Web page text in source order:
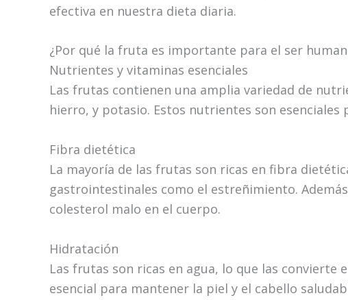
efectiva en nuestra dieta diaria.
¿Por qué la fruta es importante para el ser
Nutrientes y vitaminas esenciales
Las frutas contienen una amplia variedad de
hierro, y potasio. Estos nutrientes son
Fibra dietética
La mayoría de las frutas son ricas en fibra
gastrointestinales como el estreñimiento.
colesterol malo en el cuerpo.
Hidratación
Las frutas son ricas en agua, lo que las
esencial para mantener la piel y el cabello